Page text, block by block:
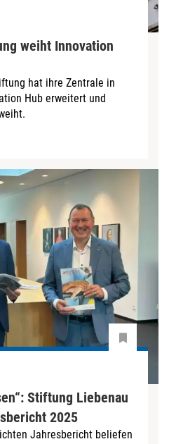
weiht Innovation
hat ihre Zentrale in
Hub erweitert und
Stiftung Liebenau
2025
Jahresbericht beliefen